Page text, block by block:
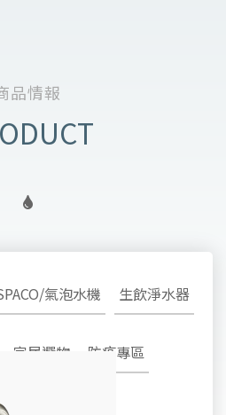
品情報
氣泡水機 生飲淨水器
家居選物 防疫專區